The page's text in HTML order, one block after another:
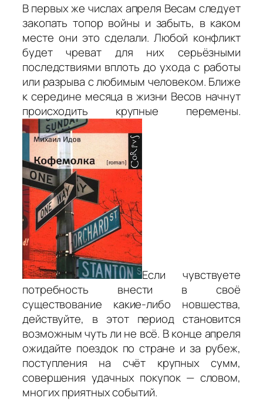
В первых же числах апреля Весам следует
закопать топор войны и забыть, в каком
месте они это сделали. Любой конфликт
будет чреват для них серьёзными
последствиями вплоть до ухода с работы
или разрыва с любимым человеком. Ближе
к середине месяца в жизни Весов начнут
происходить крупные перемены.
Если чувствуете
потребность внести в своё
существование какие-либо новшества,
действуйте, в этот период становится
возможным чуть ли не всё. В конце апреля
ожидайте поездок по стране и за рубеж,
поступления на счёт крупных сумм,
совершения удачных покупок — словом,
многих приятных событий.